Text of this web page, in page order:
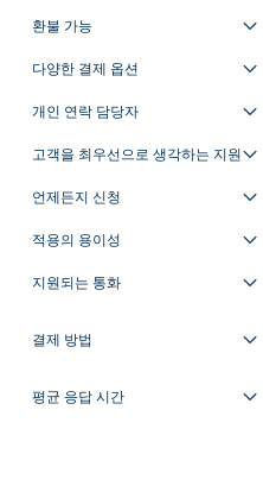
환불 가능
다양한 결제 옵션
개인 연락 담당자
고객을 최우선으로 생각하는 지원
언제든지 신청
적용의 용이성
지원되는 통화
결제 방법
평균 응답 시간